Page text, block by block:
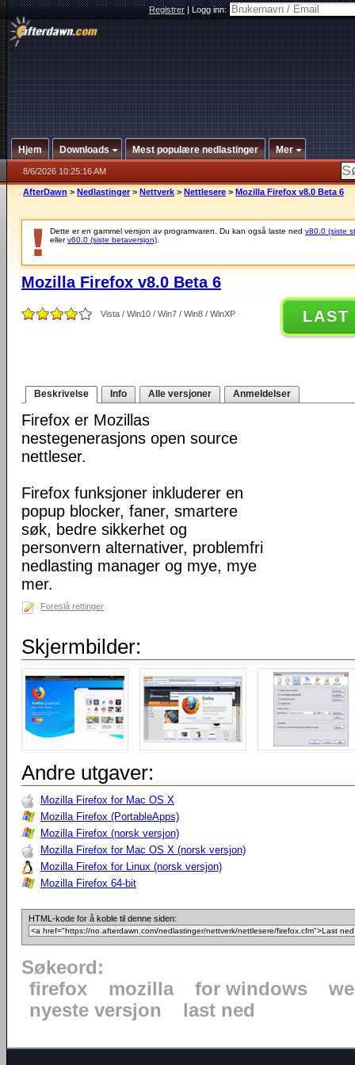
Registrer|Logg inn:
Hjem Downloads Mest populære nedlastinger Mer
8/6/2026 10:25:16 AM
AfterDawn > Nedlastinger > Nettverk > Nettlesere > Mozilla Firefox v8.0 Beta 6
Dette er en gammel versjon av programvaren. Du kan også laste ned v80.0 (siste
ellerv60.0 (siste betaversjon)
Mozilla Firefox v8.0 Beta 6
Vista / Win10 / Win7 / Win8 / WinXP LAST
Beskrivelse Info Alle versjoner Anmeldelser
Firefox er Mozillas
nestegenerasjons open source
nettleser.
Firefox funksjoner inkluderer en
popup blocker, faner, smartere
søk, bedre sikkerhet og
personvern alternativer, problemfri
nedlasting manager og mye, mye
mer.
Foreslå rettinger
Skjermbilder:
Andre utgaver:
Mozilla Firefox for Mac OS X
Mozilla Firefox (PortableApps)
Mozilla Firefox (norsk versjon)
Mozilla Firefox for Mac OS X (norsk versjon)
Mozilla Firefox for Linux (norsk versjon)
Mozilla Firefox 64-bit
HTML-kode for å koble til denne siden:
Søkeord:
firefox
mozilla for windows
nyeste versjon
last ned